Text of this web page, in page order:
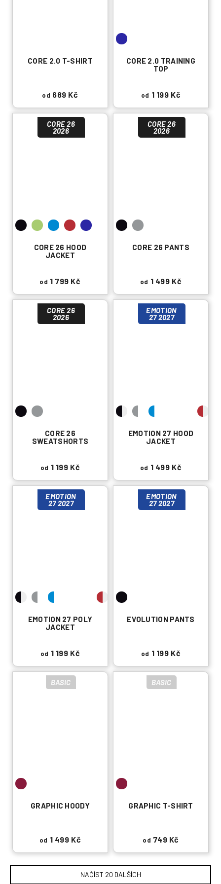
CORE 2.0 T-SHIRT
od 689 Kč
CORE 2.0 TRAINING
TOP
od 1 199 Kč
CORE 26
2026
CORE 26 HOOD
JACKET
od 1 799 Kč
CORE 26
2026
CORE 26 PANTS
od 1 499 Kč
CORE 26
2026
CORE 26
SWEATSHORTS
od 1 199 Kč
EMOTION
27 2027
EMOTION 27 HOOD
JACKET
od 1 499 Kč
EMOTION
27 2027
EMOTION 27 POLY
JACKET
od 1 199 Kč
EMOTION
27 2027
EVOLUTION PANTS
od 1 199 Kč
BASIC
GRAPHIC HOODY
od 1 499 Kč
BASIC
GRAPHIC T-SHIRT
od 749 Kč
NAČÍST 20 DALŠÍCH